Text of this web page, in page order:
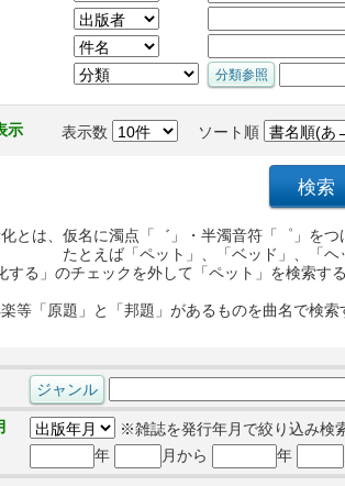
示 表示数 ソート順
とは、仮名に濁点「゛」・半濁音符「゜」を
たとえば「ペット」、「ベッド」、「
する」のチェックを外して「ペット」を検索
等「原題」と「邦題」があるものを曲名で検
※雑誌を発行年月で絞り込み検
年
月から 年